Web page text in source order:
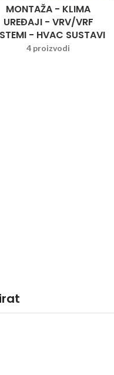
MONTAŽA - KLIMA
UREĐAJI - VRV/VRF
- HVAC SUSTAVI
4 proizvodi